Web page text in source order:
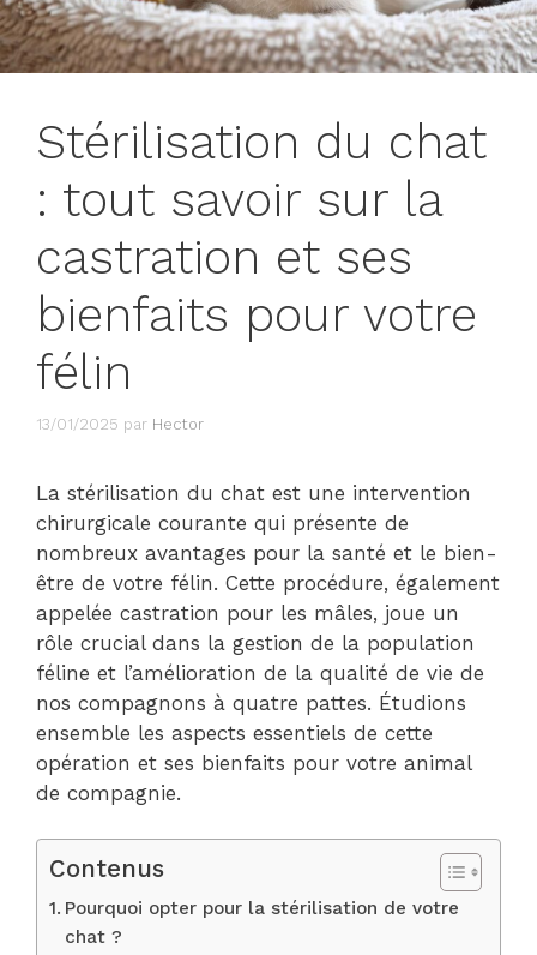
Stérilisation du chat
: tout savoir sur la
castration et ses
bienfaits pour votre
félin
13/01/2025 par Hector
La stérilisation du chat est une intervention
chirurgicale courante qui présente de
nombreux avantages pour la santé et le bien-
être de votre félin. Cette procédure, également
appelée castration pour les mâles, joue un
rôle crucial dans la gestion de la population
féline et l’amélioration de la qualité de vie de
nos compagnons à quatre pattes. Étudions
ensemble les aspects essentiels de cette
opération et ses bienfaits pour votre animal
de compagnie.
Contenus
Pourquoi opter pour la stérilisation de votre
chat ?